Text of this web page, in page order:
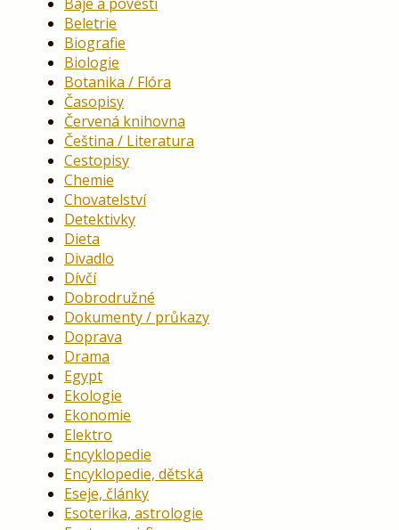
Beletrie
Biografie
Biologie
Botanika / Flóra
Časopisy
Červená knihovna
Čeština / Literatura
Cestopisy
Chemie
Chovatelství
Detektivky
Dieta
Divadlo
Dívčí
Dobrodružné
Dokumenty / průkazy
Doprava
Drama
Egypt
Ekologie
Ekonomie
Elektro
Encyklopedie
Encyklopedie, dětská
Eseje, články
Esoterika, astrologie